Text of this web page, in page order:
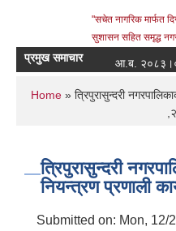
"सचेत नागरिक मार्फत
सुशासन सहित समृद्ध
प्रमुख समाचार आ.ब. २०८३।०८४ का
You are here
Home» त्रिपुरासुन्दरी
त्रिपुरासुन्दरी
नियन्त्रण प्रणाली
Submitted on: Mon, 12/